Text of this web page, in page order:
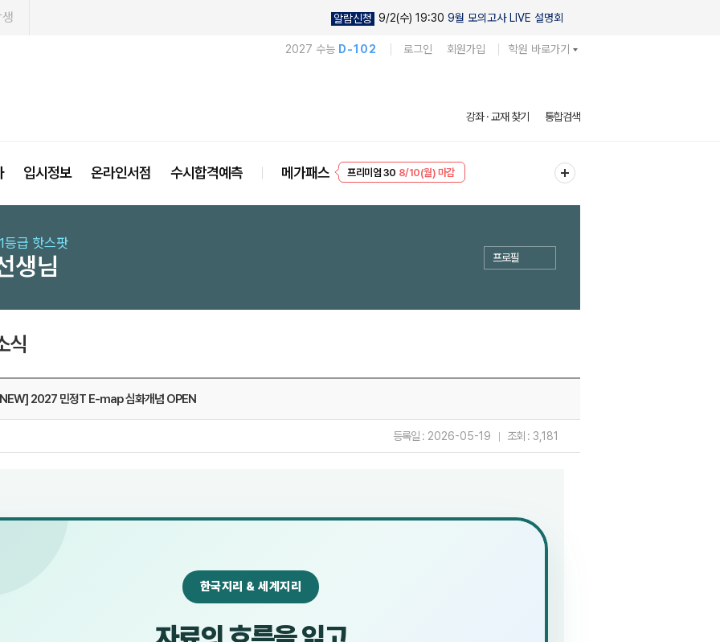
알람신청 9/2(수) 19:30 9월 모의고사 LIVE 설명회
2027 수능 D-102 로그인 회원가입 학원 바로가기
강좌 · 교재 찾기 통합검색
입시정보 온라인서점 수시합격예측 메가패스
EVENT 8/10(월) 마감
등급 핫스팟
생님 프로필
식
2027 민정T E-map 심화개념 OPEN
등록일 : 2026-05-19 조회 : 3,181
한국지리 & 세계지리